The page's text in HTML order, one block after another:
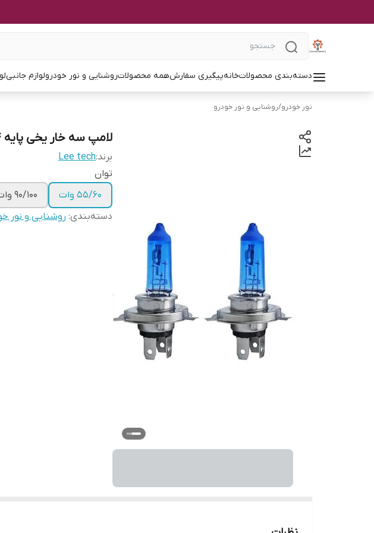
دسته‌بندی محصولاتخانهپیگیری سفارشهمه محصولاتروشنایی و نور خودرولوازم جانبی
نور خودرو/روشنایی و نور خودرو
لامپ سه خار یخی پایه H4 ( بسته یک عددی)
برند:Lee tech
توان
۵۵/۶۰ وات
۹۰/۱۰۰ وات
دسته‌بندی: روشنایی و نور